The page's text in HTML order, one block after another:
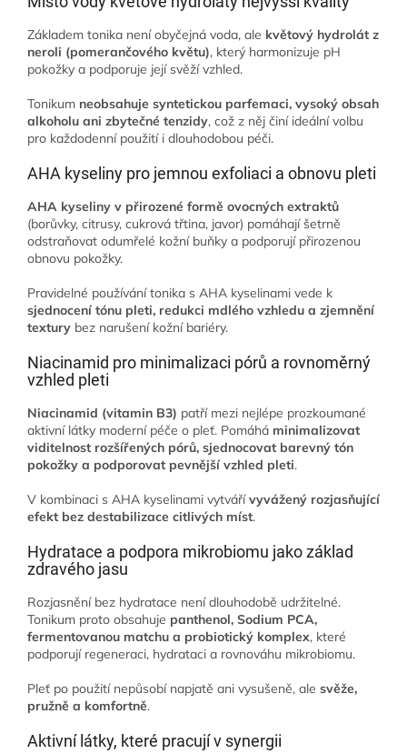
Základem tonika není obyčejná voda, ale květový hydrolát z
neroli (pomerančového květu), který harmonizuje pH
pokožky a podporuje její svěží vzhled.
Tonikum neobsahuje syntetickou parfemaci, vysoký obsah
alkoholu ani zbytečné tenzidy, což z něj činí ideální volbu
pro každodenní použití i dlouhodobou péči.
AHA kyseliny pro jemnou exfoliaci a obnovu pleti
AHA kyseliny v přirozené formě ovocných extraktů
(borůvky, citrusy, cukrová třtina, javor) pomáhají šetrně
odstraňovat odumřelé kožní buňky a podporují přirozenou
obnovu pokožky.
Pravidelné používání tonika s AHA kyselinami vede k
sjednocení tónu pleti, redukci mdlého vzhledu a zjemnění
textury bez narušení kožní bariéry.
Niacinamid pro minimalizaci pórů a rovnoměrný
vzhled pleti
Niacinamid (vitamin B3) patří mezi nejlépe prozkoumané
aktivní látky moderní péče o pleť. Pomáhá minimalizovat
viditelnost rozšířených pórů, sjednocovat barevný tón
pokožky a podporovat pevnější vzhled pleti.
V kombinaci s AHA kyselinami vytvářívyvážený rozjasňující
efekt bez destabilizace citlivých míst.
Hydratace a podpora mikrobiomu jako základ
zdravého jasu
Rozjasnění bez hydratace není dlouhodobě udržitelné.
Tonikum proto obsahuje panthenol, Sodium PCA,
fermentovanou matchu a probiotický komplex, které
podporují regeneraci, hydrataci a rovnováhu mikrobiomu.
Pleť po použití nepůsobí napjatě ani vysušeně, ale svěže,
pružně a komfortně.
Aktivní látky, které pracují v synergii